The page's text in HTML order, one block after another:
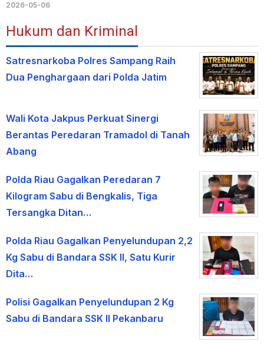
2026-05-06
Hukum dan Kriminal
Satresnarkoba Polres Sampang Raih
Dua Penghargaan dari Polda Jatim
Wali Kota Jakpus Perkuat Sinergi
Berantas Peredaran Tramadol di Tanah
Abang
Polda Riau Gagalkan Peredaran 7
Kilogram Sabu di Bengkalis, Tiga
Tersangka Ditan…
Polda Riau Gagalkan Penyelundupan 2,2
Kg Sabu di Bandara SSK II, Satu Kurir
Dita…
Polisi Gagalkan Penyelundupan 2 Kg
Sabu di Bandara SSK II Pekanbaru